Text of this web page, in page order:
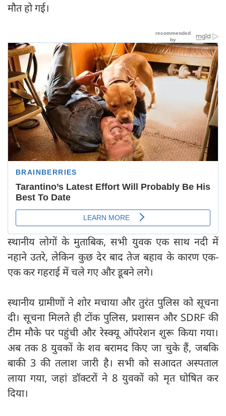
मौत हो गई।
स्थानीय लोगों के मुताबिक, सभी युवक एक साथ नदी में
नहाने उतरे, लेकिन कुछ देर बाद तेज बहाव के कारण एक-
एक कर गहराई में चले गए और डूबने लगे।
स्थानीय ग्रामीणों ने शोर मचाया और तुरंत पुलिस को सूचना
दी। सूचना मिलते ही टोंक पुलिस, प्रशासन और SDRF की
टीम मौके पर पहुंची और रेस्क्यू ऑपरेशन शुरू किया गया।
अब तक 8 युवकों के शव बरामद किए जा चुके हैं, जबकि
बाकी 3 की तलाश जारी है। सभी को सआदत अस्पताल
लाया गया, जहां डॉक्टरों ने 8 युवकों को मृत घोषित कर
दिया।